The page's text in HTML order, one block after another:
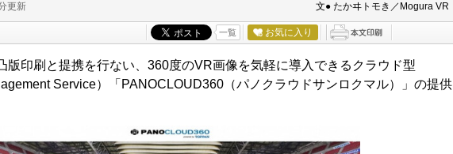
更新 文● たかヰトモき／Mogura VR
一覧 お気に入り
印刷と提携を行ない、360度のVR画像を気軽に導入できるクラウド型
Service）「PANOCLOUD360（パノクラウドサンロクマル）」の提供